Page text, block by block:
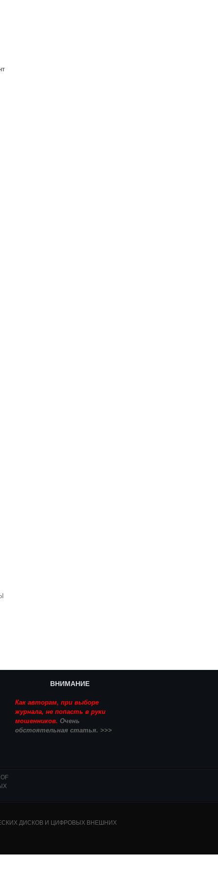
ВНИМАНИЕ
Как авторам, при выборе
журнала, не попасть в руки
мошенников. Очень
обстоятельная статья. >>>
ДИСКОВ И ЦИФРОВЫХ ВНЕШНИХ